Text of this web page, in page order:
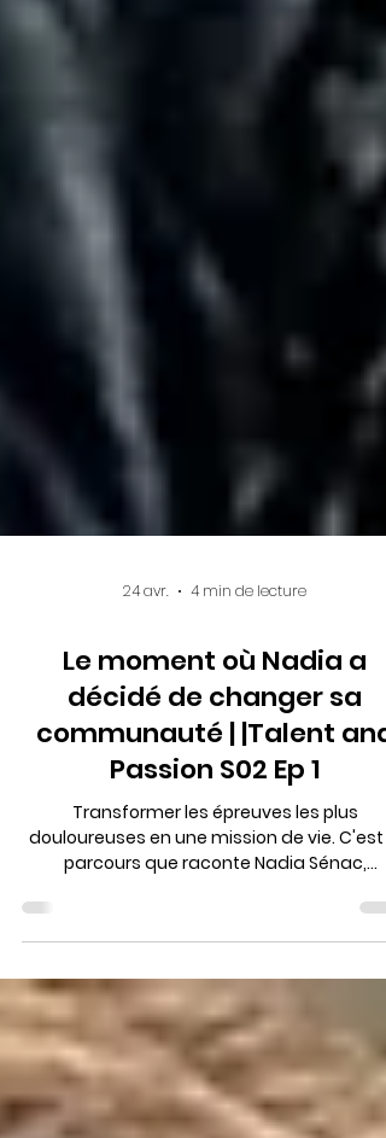
24 avr. 4 min de lecture
Le moment où Nadia a
décidé de changer sa
communauté | |Talent and
Passion S02 Ep 1
parcours que raconte Nadia Sénac,
fondatrice de l'organisme Le Diamant Bleu
de Nadia, qui œuvre depuis quatre ans
soutenir les personnes confrontées aux
enjeux de santé mentale, particulièrement
au sein des communautés issues de la
diversité.